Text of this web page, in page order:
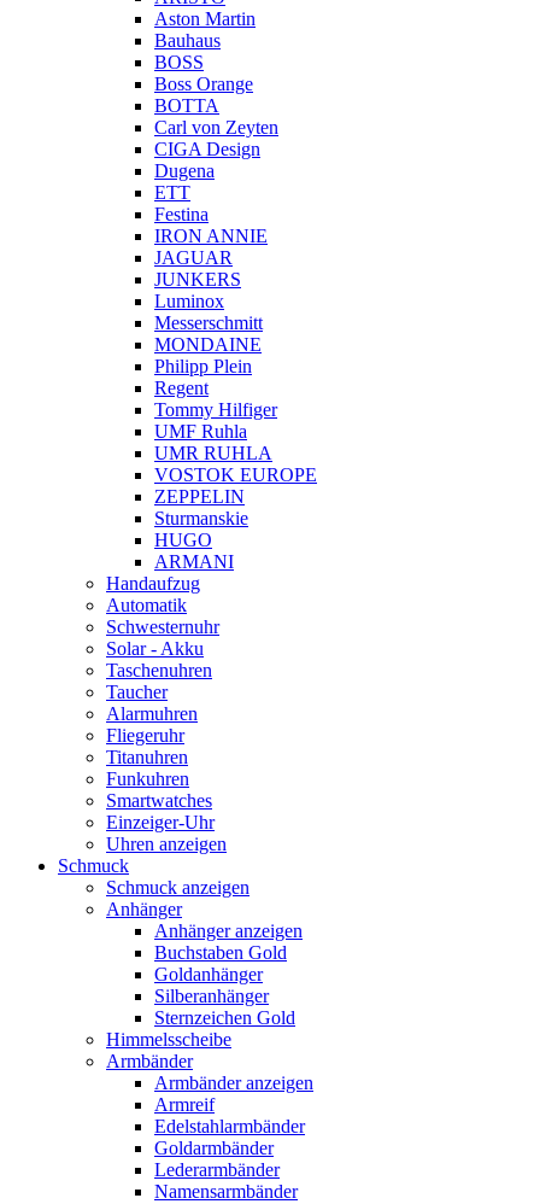
Aston Martin
Bauhaus
BOSS
Boss Orange
BOTTA
Carl von Zeyten
CIGA Design
Dugena
ETT
Festina
IRON ANNIE
JAGUAR
JUNKERS
Luminox
Messerschmitt
MONDAINE
Philipp Plein
Regent
Tommy Hilfiger
UMF Ruhla
UMR RUHLA
VOSTOK EUROPE
ZEPPELIN
Sturmanskie
HUGO
ARMANI
Handaufzug
Automatik
Schwesternuhr
Solar - Akku
Taschenuhren
Taucher
Alarmuhren
Fliegeruhr
Titanuhren
Funkuhren
Smartwatches
Einzeiger-Uhr
Uhren anzeigen
Schmuck
Schmuck anzeigen
Anhänger
Anhänger anzeigen
Buchstaben Gold
Goldanhänger
Silberanhänger
Sternzeichen Gold
Himmelsscheibe
Armbänder
Armbänder anzeigen
Armreif
Edelstahlarmbänder
Goldarmbänder
Lederarmbänder
Namensarmbänder